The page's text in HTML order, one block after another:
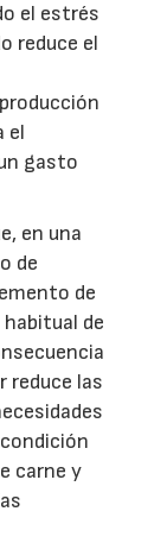
el estrés
reduce el
el
gasto
en una
de
de
de
reduce las
carne y